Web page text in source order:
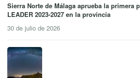
Sierra Norte de Málaga aprueba la primera
LEADER 2023-2027 en la provincia
30 de julio de 2026